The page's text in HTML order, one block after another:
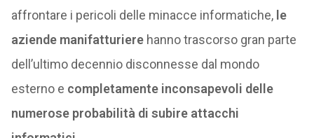
affrontare i pericoli delle minacce informatiche, le
aziende manifatturierehanno trascorso gran parte
dell’ultimo decennio disconnesse dal mondo
esterno e completamente inconsapevoli delle
numerose probabilità di subire attacchi